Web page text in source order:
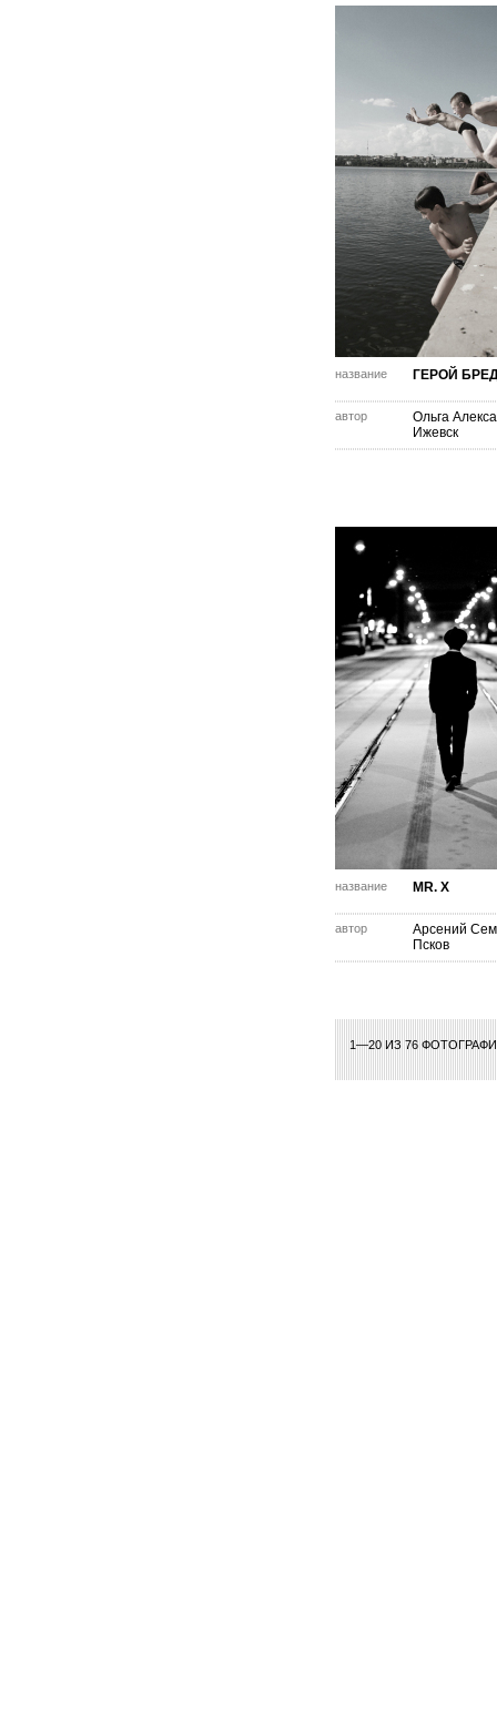
название ГЕРОЙ
автор
Ольга
Ижевск
название MR. X
автор
Арсений
Псков
1—20 ИЗ 76